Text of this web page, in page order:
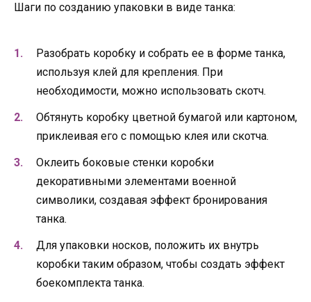
Шаги по созданию упаковки в виде танка:
Разобрать коробку и собрать ее в форме танка,
используя клей для крепления. При
необходимости, можно использовать скотч.
Обтянуть коробку цветной бумагой или картоном,
приклеивая его с помощью клея или скотча.
Оклеить боковые стенки коробки
декоративными элементами военной
символики, создавая эффект бронирования
танка.
Для упаковки носков, положить их внутрь
коробки таким образом, чтобы создать эффект
боекомплекта танка.